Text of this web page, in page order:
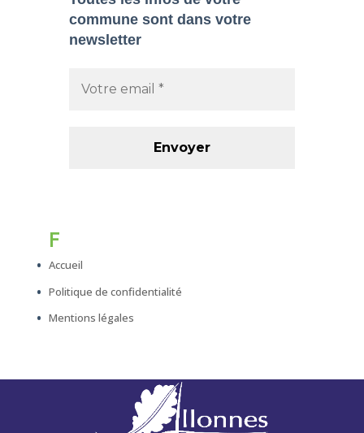
commune sont dans votre
newsletter
F
Accueil
Politique de confidentialité
Mentions légales